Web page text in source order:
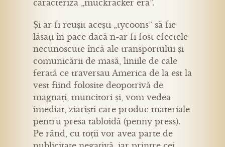
caracteriza „muckracker era”.
Și ar fi reușit acești „tycoons” să fie
lăsați în pace dacă n-ar fi fost efectele
necunoscute încă ale transportului și
comunicării de masă, liniile de cale
ferată ce traversau America de la est la
vest fiind folosite deopotrivă de
magnați, muncitori și, vom vedea
imediat, ziariști care produc materiale
pentru presa tabloidă (penny press).
Pe rând, cu toții vor avea parte de